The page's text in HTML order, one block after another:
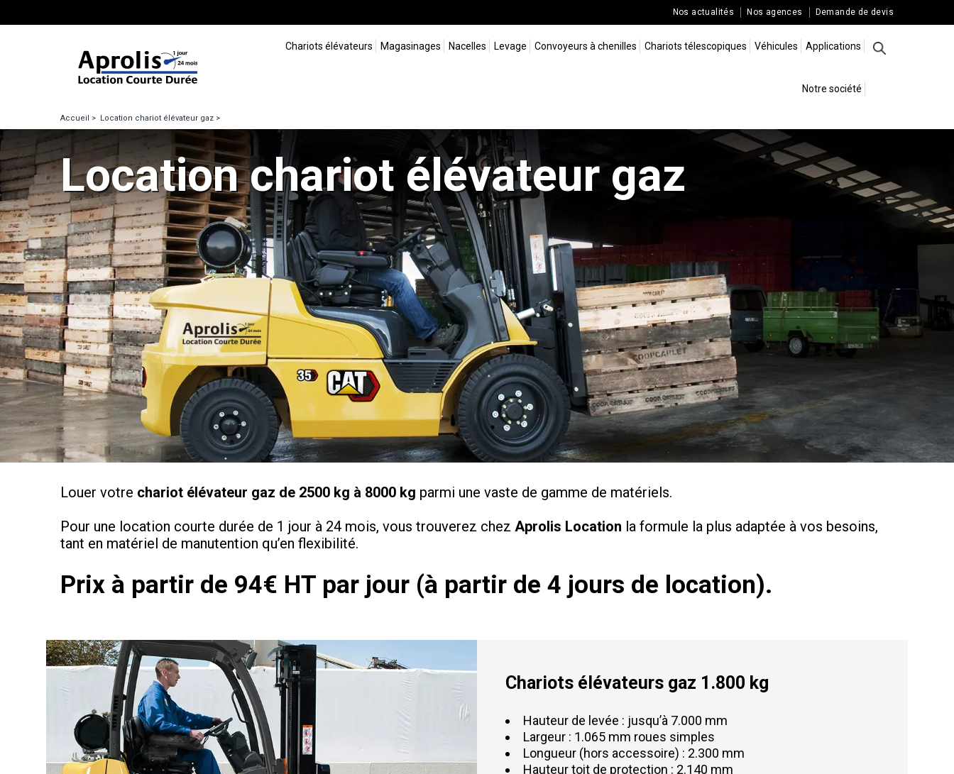
au
contenu
principal
Nos actualités Nos agences Demande de devis
Chariots élévateurs Magasinages Nacelles Levage Convoyeurs à chenilles Chariots télescopiques Véhicules Applications
Notre société
Rechercher
Accueil Location chariot élévateur gaz
Location chariot élévateur gaz
Louer votre chariot élévateur gaz de 2500 kg à 8000 kg parmi une vaste de gamme de matériels.
Pour une location courte durée de 1 jour à 24 mois, vous trouverez chez Aprolis Location la formule la plus adaptée à vos besoins,
tant en matériel de manutention qu’en flexibilité.
Prix à partir de 94€ HT par jour (à partir de 4 jours de location).
Chariots élévateurs gaz 1.800 kg
Hauteur de levée : jusqu’à 7.000 mm
Largeur : 1.065 mm roues simples
Longueur (hors accessoire) : 2.300 mm
Hauteur toit de protection : 2.140 mm